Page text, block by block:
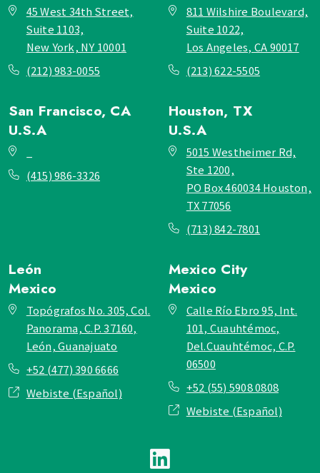
45 West 34th Street,
Suite 1103,
New York, NY 10001
(212) 983-0055
811 Wilshire Boulevard,
Suite 1022,
Los Angeles, CA 90017
(213) 622-5505
San Francisco, CA
U.S.A
(415) 986-3326
Houston, TX
U.S.A
5015 Westheimer Rd,
Ste 1200,
PO Box 460034 Houston,
TX 77056
(713) 842-7801
León
Mexico
Topógrafos No. 305, Col.
Panorama, C.P. 37160,
León, Guanajuato
+52 (477) 390 6666
Webiste (Español)
Mexico City
Mexico
Calle Río Ebro 95, Int.
101, Cuauhtémoc,
Del.Cuauhtémoc, C.P.
06500
+52 (55) 5908 0808
Webiste (Español)